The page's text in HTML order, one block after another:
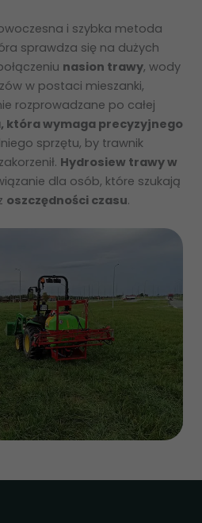
i szybka metoda
sprawdza się na dużych
nasion trawy, wody
w postaci mieszanki,
rozprowadzane po całej
która wymaga precyzyjnego
sprzętu, by trawnik
Hydrosiew trawy w
dla osób, które szukają
oszczędności czasu.